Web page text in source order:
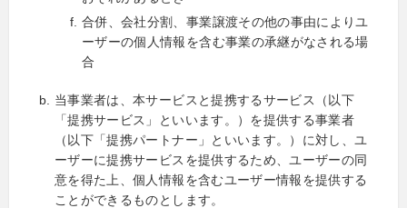
合併、会社分割、事業譲渡その他の事由によりユ
ーザーの個人情報を含む事業の承継がなされる場
合
当事業者は、本サービスと提携するサービス（以下
「提携サービス」といいます。）を提供する事業者
（以下「提携パートナー」といいます。）に対し、ユ
ーザーに提携サービスを提供するため、ユーザーの同
意を得た上、個人情報を含むユーザー情報を提供する
ことができるものとします。